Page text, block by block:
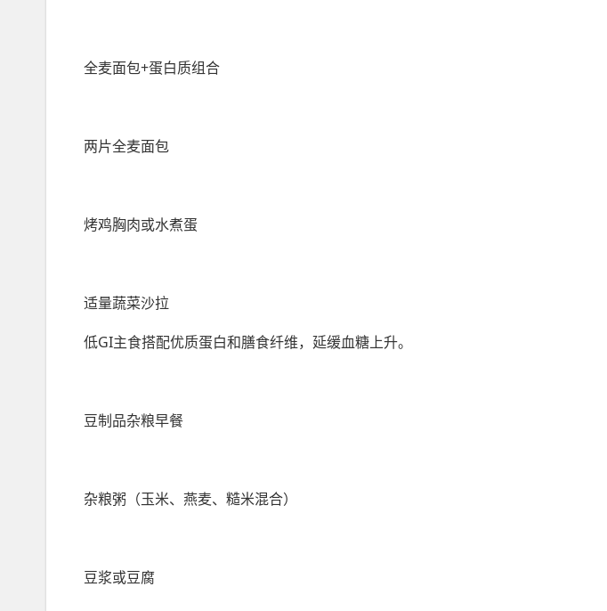
全麦面包+蛋白质组合
两片全麦面包
烤鸡胸肉或水煮蛋
适量蔬菜沙拉
低GI主食搭配优质蛋白和膳食纤维，延缓血糖上升。
豆制品杂粮早餐
杂粮粥（玉米、燕麦、糙米混合）
豆浆或豆腐